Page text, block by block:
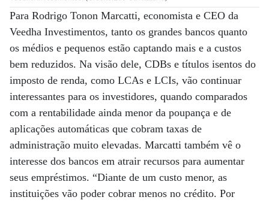
Para Rodrigo Tonon Marcatti, economista e CEO da
Veedha Investimentos, tanto os grandes bancos quanto
os médios e pequenos estão captando mais e a custos
bem reduzidos. Na visão dele, CDBs e títulos isentos do
imposto de renda, como LCAs e LCIs, vão continuar
interessantes para os investidores, quando comparados
com a rentabilidade ainda menor da poupança e de
aplicações automáticas que cobram taxas de
administração muito elevadas. Marcatti também vê o
interesse dos bancos em atrair recursos para aumentar
seus empréstimos. “Diante de um custo menor, as
instituições vão poder cobrar menos no crédito. Por